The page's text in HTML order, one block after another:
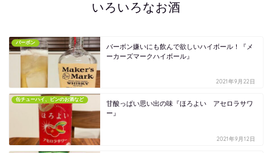
いろいろなお酒
バーボン
バーボン嫌いにも飲んで欲しいハイボール！『メ
ーカーズマークハイボール』
2021年9月22日
缶チューハイ、ビンのお酒など
甘酸っぱい思い出の味『ほろよい アセロラサワ
ー』
2021年9月12日